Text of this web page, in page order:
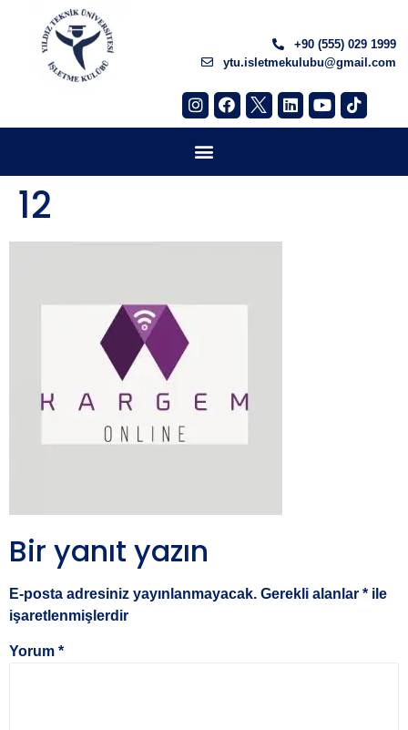
+90 (555) 029 1999
ytu.isletmekulubu@gmail.com
12
Bir yanıt yazın
E-posta adresiniz yayınlanmayacak. Gerekli alanlar * ile
işaretlenmişlerdir
Yorum *